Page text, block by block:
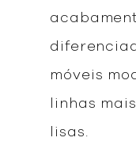
móveis
linhas
lisas.